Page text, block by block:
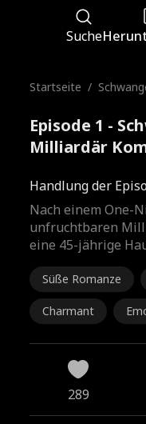
Suche
Startseite /
Episode 1 -
Milliardär
Handlung der
Nach einem One-
unfruchtbaren
eine 45-jährige
Süße Romanze
Charmant
289